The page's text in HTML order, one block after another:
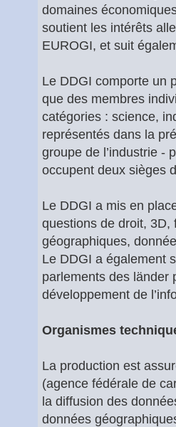
domaines
soutient les intérêts
EUROGI, et suit
Le DDGI comporte un
que des membres
catégories : science,
représentés dans la
groupe de l’industrie -
occupent deux sièges
Le DDGI a mis en
questions de droit, 3D,
géographiques,
Le DDGI a également
parlements des länder
développement de
Organismes
La production est
(agence fédérale de
la diffusion des
données